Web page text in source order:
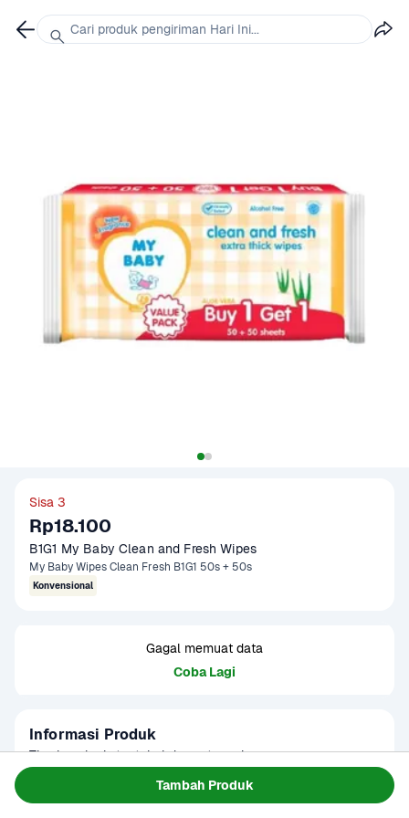
Tambah Produk
Sisa 3
Rp18.100
B1G1 My Baby Clean and Fresh Wipes
My Baby Wipes Clean Fresh B1G1 50s + 50s
Konvensional
Gagal memuat data
Coba Lagi
Informasi Produk
Tisu basah ekstra tebal dan extra cairan yang mampu
alcohol dan telah teruji klinis tidak menyebabkan iritasi.
Cari produk pengiriman Hari Ini...